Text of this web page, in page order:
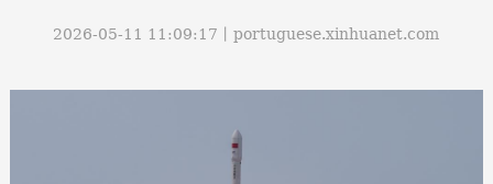
2026-05-11 11:09:17丨portuguese.xinhuanet.com